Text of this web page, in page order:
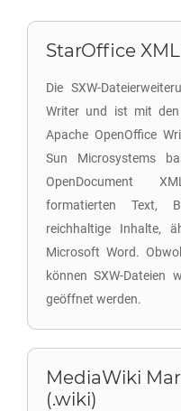
StarOffice
Die SXW-
Writer und ist mit den
Apache OpenOffice
Sun Microsystems
OpenDocument
formatierten Text,
reichhaltige Inhalte,
Microsoft Word.
können SXW-Dateien
geöffnet werden.
MediaWiki
(.wiki)